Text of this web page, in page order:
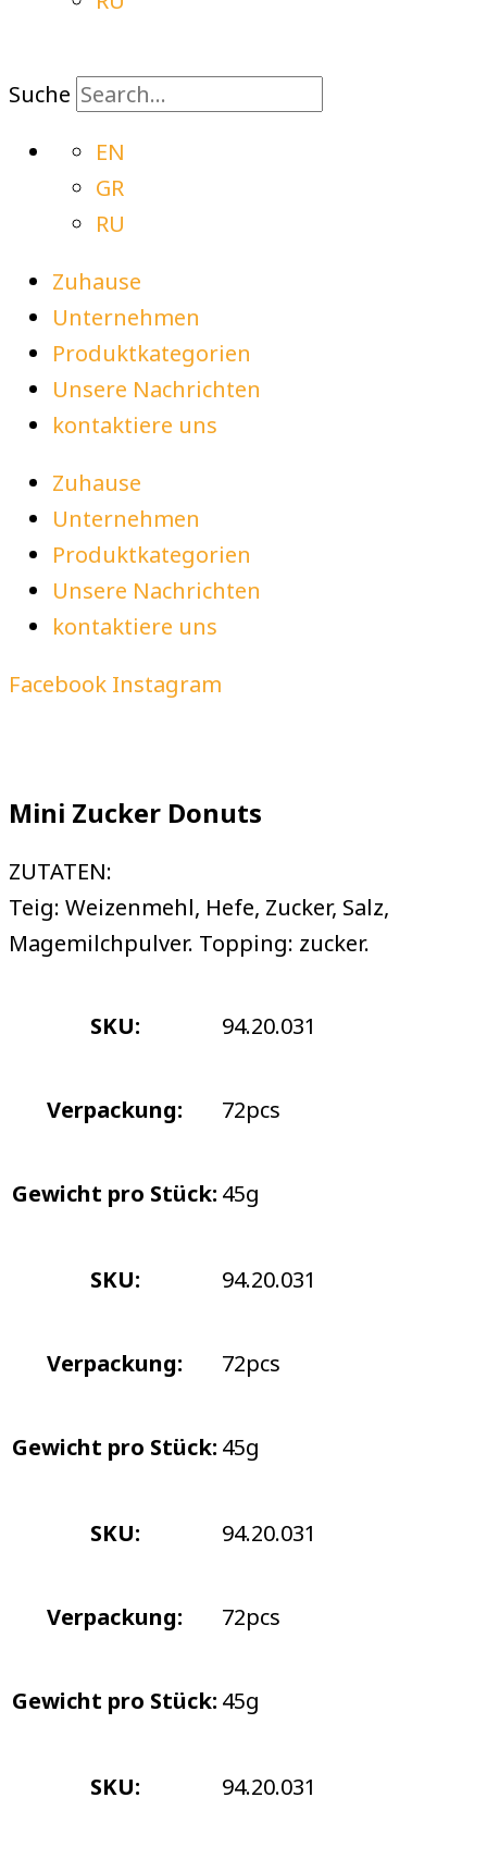
Suche
EN
GR
RU
Zuhause
Unternehmen
Produktkategorien
Unsere Nachrichten
kontaktiere uns
Zuhause
Unternehmen
Produktkategorien
Unsere Nachrichten
kontaktiere uns
Facebook Instagram
Mini Zucker Donuts
ZUTATEN:
Teig: Weizenmehl, Hefe, Zucker, Salz,
Magemilchpulver. Topping: zucker.
SKU: 94.20.031
Verpackung: 72pcs
Gewicht pro Stück: 45g
SKU: 94.20.031
Verpackung: 72pcs
Gewicht pro Stück: 45g
SKU: 94.20.031
Verpackung: 72pcs
Gewicht pro Stück: 45g
SKU: 94.20.031